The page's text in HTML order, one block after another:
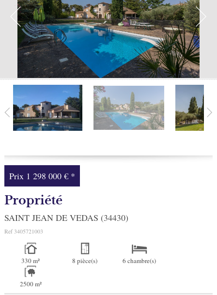
Facebook
Ma sélection 0
Prix1 298 000 € *
Propriété
SAINT JEAN DE VEDAS (34430)
Ref 3405721003
330 m² 8 pièce(s) 6 chambre(s)
2500 m²